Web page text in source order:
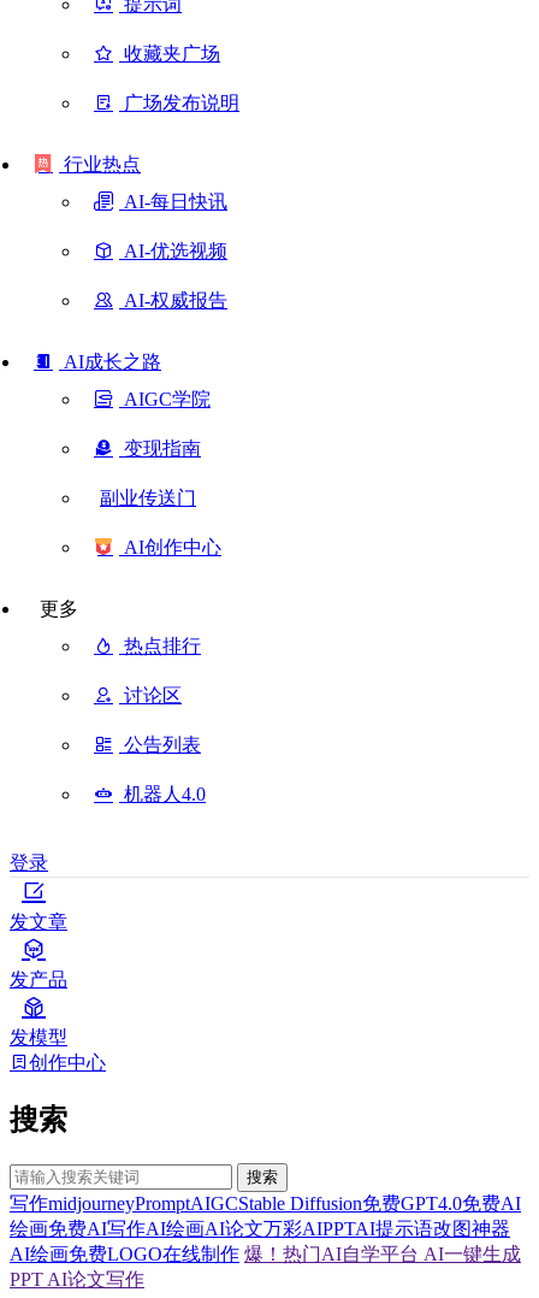
收藏夹广场
广场发布说明
行业热点
AI-每日快讯
AI-优选视频
AI-权威报告
AI成长之路
AIGC学院
变现指南
副业传送门
AI创作中心
更多
热点排行
讨论区
公告列表
机器人4.0
登录
发文章
发产品
发模型
创作中心
搜索
搜索
写作midjourneyPromptAIGCStable Diffusion免费GPT4.0免费AI
绘画免费AI写作AI绘画AI论文万彩AIPPTAI提示语改图神器
AI绘画免费LOGO在线制作 爆！热门AI自学平台 AI一键生成
PPT AI论文写作